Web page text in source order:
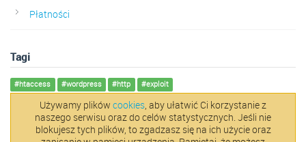
Płatności
Tagi
#htaccess #wordpress #http #exploit
Używamy plików cookies, aby ułatwić Ci korzystanie z
naszego serwisu oraz do celów statystycznych. Jeśli nie
blokujesz tych plików, to zgadzasz się na ich użycie oraz